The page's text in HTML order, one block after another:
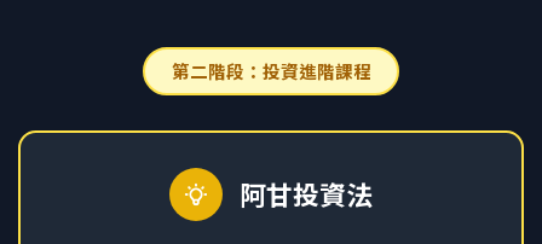
第二階段：投資進階課程
阿甘投資法